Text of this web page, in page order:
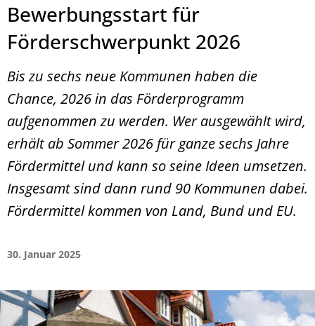
Bewerbungsstart für
Förderschwerpunkt 2026
Bis zu sechs neue Kommunen haben die
Chance, 2026 in das Förderprogramm
aufgenommen zu werden. Wer ausgewählt wird,
erhält ab Sommer 2026 für ganze sechs Jahre
Fördermittel und kann so seine Ideen umsetzen.
Insgesamt sind dann rund 90 Kommunen dabei.
Fördermittel kommen von Land, Bund und EU.
30. Januar 2025